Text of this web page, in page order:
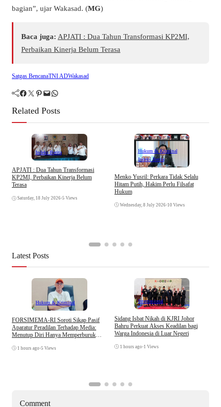
bagian”, ujar Wakasad. (MG)
Baca juga: APJATI : Dua Tahun Transformasi KP2MI,
Perbaikan Kinerja Belum Terasa
Satgas BencanaTNI ADWakasad
Facebook Twitter Pinterest Mail WhatsApp
Related Posts
Indeks Berita
APJATI : Dua Tahun Transformasi
KP2MI, Perbaikan Kinerja Belum
Terasa
Saturday, 18 July 2026•5 Views
Hukum & Kriminal
Indeks Berita
Menko Yusril: Perkara Tidak Selalu
Hitam Putih, Hakim Perlu Filsafat
Hukum
Wednesday, 8 July 2026•10 Views
Latest Posts
Hukum & Kriminal
​FORSIMEMA-RI Soroti Sikap Pasif
Aparatur Peradilan Terhadap Media:
Menutup Diri Hanya Memperburuk
1 hours ago •5 Views
Internasional
Sidang Isbat Nikah di KJRI Johor
Bahru Perkuat Akses Keadilan bagi
Warga Indonesia di Luar Negeri
1 hours ago •1 Views
Comment